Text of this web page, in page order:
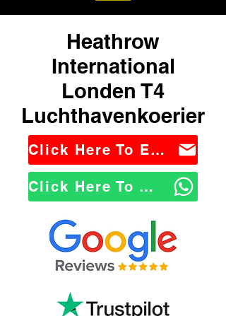
Heathrow
International
Londen T4
Luchthavenkoerier
Click Here To Email Us
Click Here To WhatsApp Us